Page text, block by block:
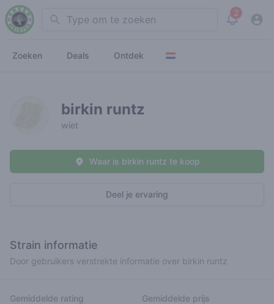
Search 2
View
Zoeken Deals Ontdek
birkin runtz
wiet
Deel je ervaring
Waar is birkin runtz te koop
Strain informatie
Door gebruikers verstrekte informatie over birkin runtz
Gemiddelde rating
Gemiddelde prijs